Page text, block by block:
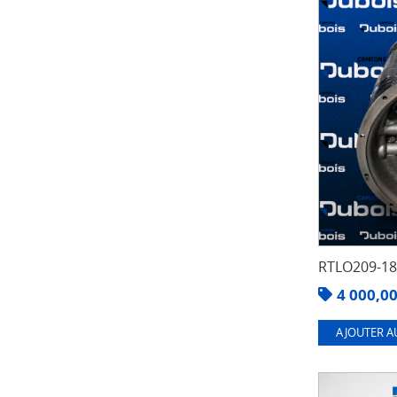
RTLO209-
4
AJOUTER